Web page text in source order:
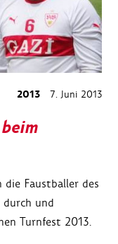
2013 7. Juni 2013
Faustballer des
und
Turnfest 2013.